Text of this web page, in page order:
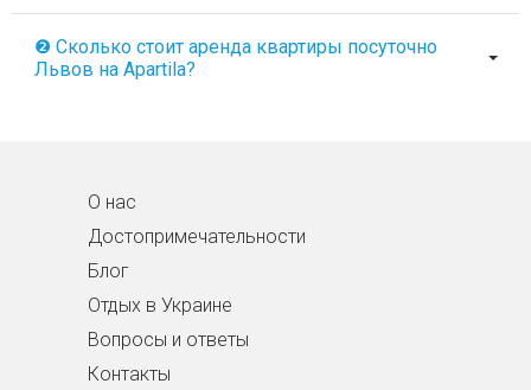
❷ Сколько стоит аренда квартиры посуточно
Львов на Apartila?
О нас
Достопримечательности
Блог
Отдых в Украине
Вопросы и ответы
Контакты